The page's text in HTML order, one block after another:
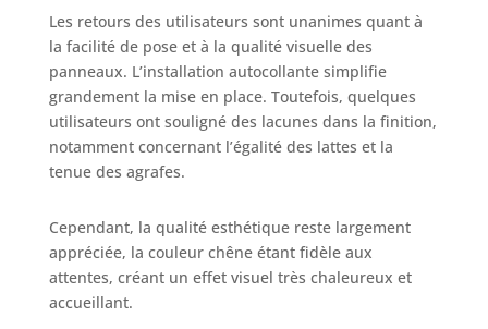
polyester, ces
grands panneaux
muraux
autocollants
répondent à la
norme
environnementale
personnes de tous
âges et les
animaux
domestiques et
Les retours des utilisateurs sont unanimes quant à
la facilité de pose et à la qualité visuelle des
panneaux. L’installation autocollante simplifie
grandement la mise en place. Toutefois, quelques
utilisateurs ont souligné des lacunes dans la finition,
notamment concernant l’égalité des lattes et la
tenue des agrafes.
Cependant, la qualité esthétique reste largement
appréciée, la couleur chêne étant fidèle aux
attentes, créant un effet visuel très chaleureux et
accueillant.